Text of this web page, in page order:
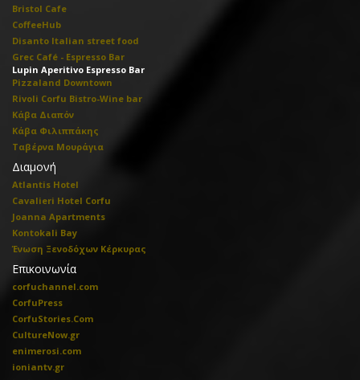
Bristol Cafe
CoffeeHub
Disanto Italian street food
Grec Café - Espresso Bar
Lupin Aperitivo Espresso Bar
Pizzaland Downtown
Rivoli Corfu Bistro-Wine bar
Κάβα Διαπόν
Κάβα Φιλιππάκης
Ταβέρνα Μουράγια
Διαμονή
Atlantis Hotel
Cavalieri Hotel Corfu
Joanna Apartments
Kontokali Bay
Ένωση Ξενοδόχων Κέρκυρας
Επικοινωνία
corfuchannel.com
CorfuPress
CorfuStories.Com
CultureNow.gr
enimerosi.com
ioniantv.gr